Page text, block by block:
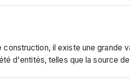
construction, il existe une grande
d'entités, telles que la source